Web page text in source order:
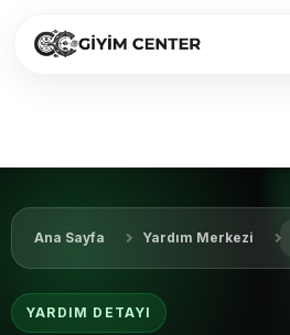
Ana Sayfa Yardım Merkezi
YARDIM DETAYI